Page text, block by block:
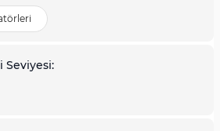
Seviyesi: